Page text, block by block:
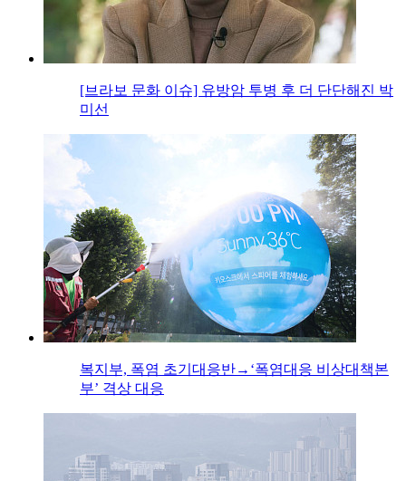
[브라보 문화 이슈] 유방암 투병 후 더 단단해진 박
미선
복지부, 폭염 초기대응반→‘폭염대응 비상대책본
부’ 격상 대응